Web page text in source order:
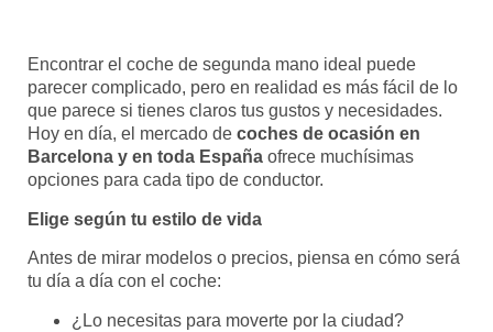
Encontrar el coche de segunda mano ideal puede
parecer complicado, pero en realidad es más fácil de lo
que parece si tienes claros tus gustos y necesidades.
Hoy en día, el mercado de coches de ocasión en
Barcelona y en toda España ofrece muchísimas
opciones para cada tipo de conductor.
Elige según tu estilo de vida
Antes de mirar modelos o precios, piensa en cómo será
tu día a día con el coche:
¿Lo necesitas para moverte por la ciudad?